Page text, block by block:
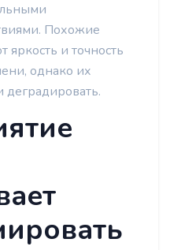
Похожие
яркость и точность
однако их
деградировать.